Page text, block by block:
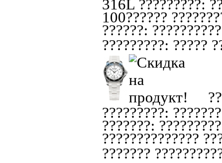
316L ?????????:
100??????
??????:
?????????: ?????
?????????:
???????:
??????????????
???????